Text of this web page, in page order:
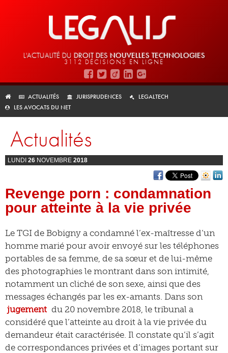
L'ACTUALITÉ DU DROIT DES NOUVELLES TECHNOLOGIES
3112 DÉCISIONS EN LIGNE
ACTUALITÉS JURISPRUDENCES
LEGALTECH
LES AVOCATS DU NET
Actualités
LUNDI 26 NOVEMBRE 2018
Revenge porn : condamnation
pour atteinte à la vie privée
Le TGI de Bobigny a condamné l’ex-maîtresse d’un
homme marié pour avoir envoyé sur les téléphones
portables de sa femme, de sa sœur et de lui-même
des photographies le montrant dans son intimité,
notamment un cliché de son sexe, ainsi que des
messages échangés par les ex-amants. Dans son
jugement du 20 novembre 2018, le tribunal a
considéré que l’atteinte au droit à la vie privée du
demandeur était caractérisée. Il constate qu’il s’agit
de correspondances privées et d’images portant sur